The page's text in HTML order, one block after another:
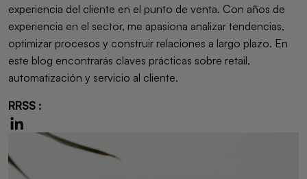
experiencia del cliente en el punto de venta. Con años de
experiencia en el sector, me apasiona analizar tendencias,
optimizar procesos y construir relaciones a largo plazo. En
este blog encontrarás claves prácticas sobre retail,
automatización y servicio al cliente.
RRSS :